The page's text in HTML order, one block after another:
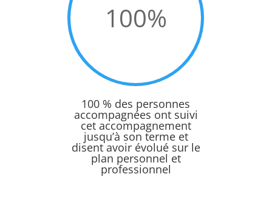
100%
100 % des personnes
accompagnées ont suivi
cet accompagnement
jusqu’à son terme et
disent avoir évolué sur le
plan personnel et
professionnel